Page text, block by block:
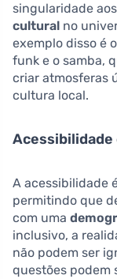
singularidade
cultural no
exemplo disso é
funk e o samba,
criar atmosferas
cultura local.
Acessibilidade
A acessibilidade
permitindo que
com uma
inclusivo, a
não podem ser
questões podem